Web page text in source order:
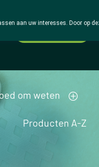
om weten
Producten A-Z
aan uw interesses. Door op